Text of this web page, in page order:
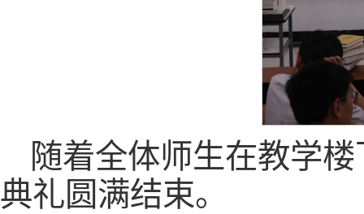
随着全体师生在教学
典礼圆满结束。